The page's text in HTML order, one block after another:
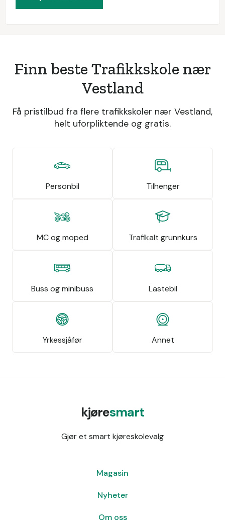
Finn beste Trafikkskole nær
Vestland
Få pristilbud fra flere trafikkskoler nær Vestland,
helt uforpliktende og gratis.
Personbil Tilhenger
MC og moped Trafikalt grunnkurs
Buss og minibuss Lastebil
Yrkessjåfør Annet
kjøresmart
Gjør et smart kjøreskolevalg
Magasin
Nyheter
Om oss